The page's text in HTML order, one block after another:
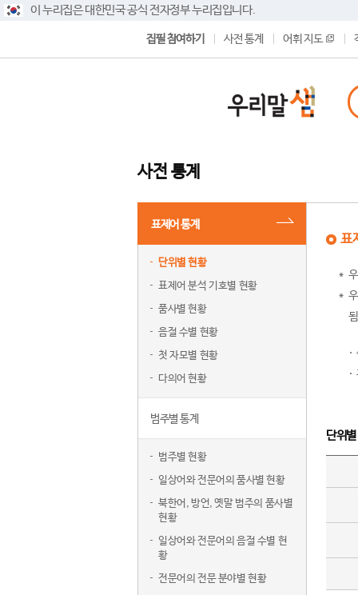
이 누리집은 대한민국 공식 전자정부 누리집입니다.
집필 참여하기 사전 통계 어휘 지도
사전 통계
표제어 통계
단위별 현황
표제어 분석 기호별 현황
품사별 현황
음절 수별 현황
첫 자모별 현황
다의어 현황
범주별 통계
범주별 현황
일상어와 전문어의 품사별 현황
북한어, 방언, 옛말 범주의 품사별
현황
일상어와 전문어의 음절 수별 현
황
전문어의 전문 분야별 현황
표
단위